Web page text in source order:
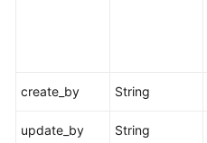
create_by String
update_by String